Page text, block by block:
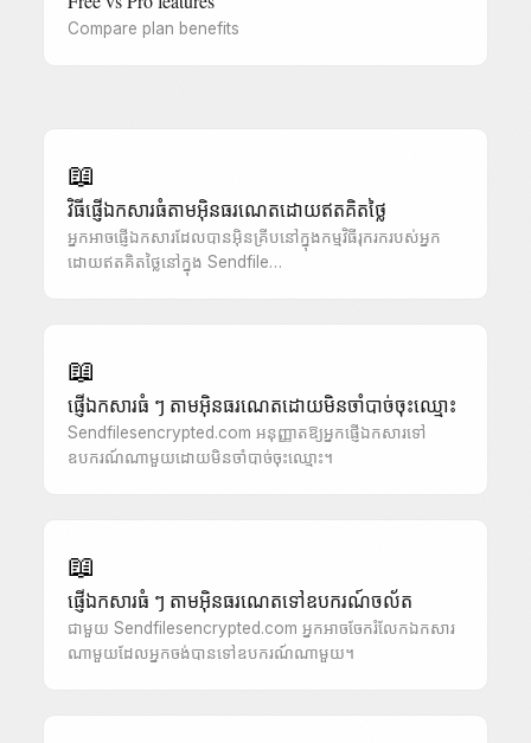
Compare plan benefits
📖
វិធីផ្ញើឯកសារធំតាមអ៊ិនធរណេតដោយឥតគិតថ្លៃ
អ្នកអាចផ្ញើឯកសារដែលបានអ៊ិនគ្រីបនៅក្នុងកម្មវិធីរុករករបស់អ្នក
ដោយឥតគិតថ្លៃនៅក្នុង Sendfile…
📖
ផ្ញើឯកសារធំ ៗ តាមអ៊ិនធរណេតដោយមិនចាំបាច់ចុះឈ្មោះ
Sendfilesencrypted.com អនុញ្ញាតឱ្យអ្នកផ្ញើឯកសារទៅ
ឧបករណ៍ណាមួយដោយមិនចាំបាច់ចុះឈ្មោះ។
📖
ផ្ញើឯកសារធំ ៗ តាមអ៊ិនធរណេតទៅឧបករណ៍ចល័ត
ជាមួយ Sendfilesencrypted.com អ្នកអាចចែករំលែកឯកសារ
ណាមួយដែលអ្នកចង់បានទៅឧបករណ៍ណាមួយ។